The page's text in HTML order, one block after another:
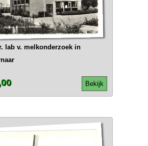
lab v. melkonderzoek in
Bekijk